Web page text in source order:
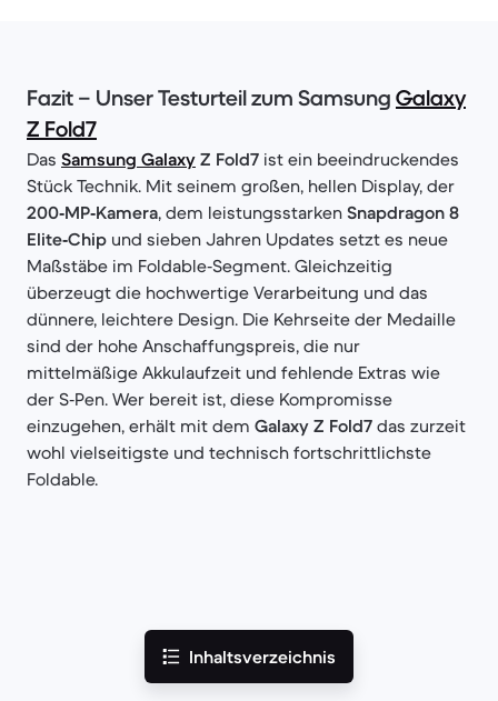
Inhaltsverzeichnis
Fazit – Unser Testurteil zum Samsung Galaxy
Z Fold7
Das Samsung Galaxy Z Fold7 ist ein beeindruckendes
Stück Technik. Mit seinem großen, hellen Display, der
200‑MP‑Kamera, dem leistungsstarken Snapdragon 8
Elite‑Chip und sieben Jahren Updates setzt es neue
Maßstäbe im Foldable‑Segment. Gleichzeitig
überzeugt die hochwertige Verarbeitung und das
dünnere, leichtere Design. Die Kehrseite der Medaille
sind der hohe Anschaffungspreis, die nur
mittelmäßige Akkulaufzeit und fehlende Extras wie
der S‑Pen. Wer bereit ist, diese Kompromisse
einzugehen, erhält mit dem Galaxy Z Fold7 das zurzeit
wohl vielseitigste und technisch fortschrittlichste
Foldable.